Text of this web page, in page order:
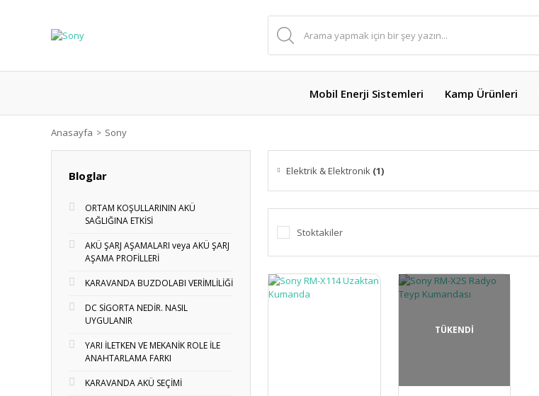
Mobil Enerji Sistemleri Kamp Ürünleri
Anasayfa Sony
Bloglar
ORTAM KOŞULLARININ AKÜ
SAĞLIĞINA ETKİSİ
AKÜ ŞARJ AŞAMALARI veya AKÜ ŞARJ
AŞAMA PROFİLLERİ
KARAVANDA BUZDOLABI VERİMLİLİĞİ
DC SİGORTA NEDİR. NASIL
UYGULANIR
YARI İLETKEN VE MEKANİK ROLE İLE
ANAHTARLAMA FARKI
KARAVANDA AKÜ SEÇİMİ
Elektrik & Elektronik (1)
Stoktakiler
TÜKENDİ